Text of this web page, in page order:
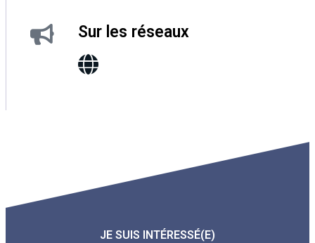
Sur les réseaux
JE SUIS INTÉRESSÉ(E)